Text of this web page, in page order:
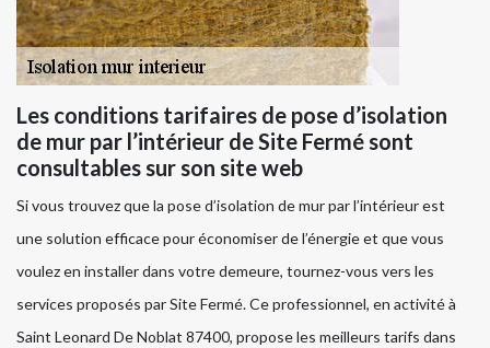
Les conditions tarifaires de pose d’isolation
de mur par l’intérieur de Site Fermé sont
consultables sur son site web
Si vous trouvez que la pose d’isolation de mur par l’intérieur est
une solution efficace pour économiser de l’énergie et que vous
voulez en installer dans votre demeure, tournez-vous vers les
services proposés par Site Fermé. Ce professionnel, en activité à
Saint Leonard De Noblat 87400, propose les meilleurs tarifs dans